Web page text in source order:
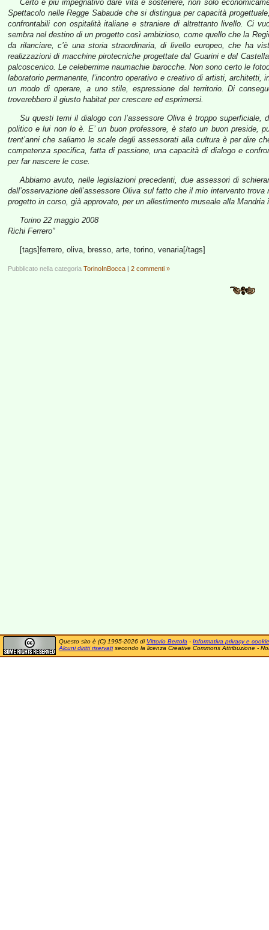
Certo è più impegnativo dare vita e sostenere, non solo
Spettacolo nelle Regge Sabaude che si distingua per capacità
confrontabili con ospitalità italiane e straniere di altrettanto livello. Ci
sembra nel destino di un progetto così ambizioso, come quello che la
da rilanciare, c’è una storia straordinaria, di livello europeo, che ha
realizzazioni di macchine pirotecniche progettate dal Guarini e dal
palcoscenico. Le celeberrime naumachie barocche. Non sono certo le
laboratorio permanente, l’incontro operativo e creativo di artisti,
un modo di operare, a uno stile, espressione del territorio. Di
troverebbero il giusto habitat per crescere ed esprimersi.
Su questi temi il dialogo con l’assessore Oliva è troppo
politico e lui non lo è. E’ un buon professore, è stato un buon preside,
trent’anni che saliamo le scale degli assessorati alla cultura è per dire
competenza specifica, fatta di passione, una capacità di dialogo e
per far nascere le cose.
Abbiamo avuto, nelle legislazioni precedenti, due assessori di
dell’osservazione dell’assessore Oliva sul fatto che il mio intervento
progetto in corso, già approvato, per un allestimento museale alla
Torino 22 maggio 2008
Richi Ferrero”
[tags]ferrero, oliva, bresso, arte, torino, venaria[/tags]
Pubblicato nella categoria TorinoInBocca | 2 commenti »
Questo sito è (C) 1995-2026 di Vittorio Bertola - Informativa privacy e cookie
Alcuni diritti riservatisecondo la licenza Creative Commons Attribuzione -